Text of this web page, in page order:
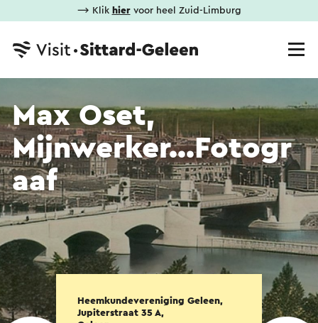
⟶ Klik hiervoor heel Zuid-Limburg
Max Oset,
Mijnwerker...Fotogr
aaf
Heemkundevereniging Geleen,
Jupiterstraat 35 A,